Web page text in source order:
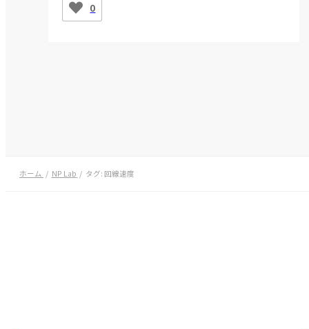
0
ホーム NP Lab タグ:回線速度